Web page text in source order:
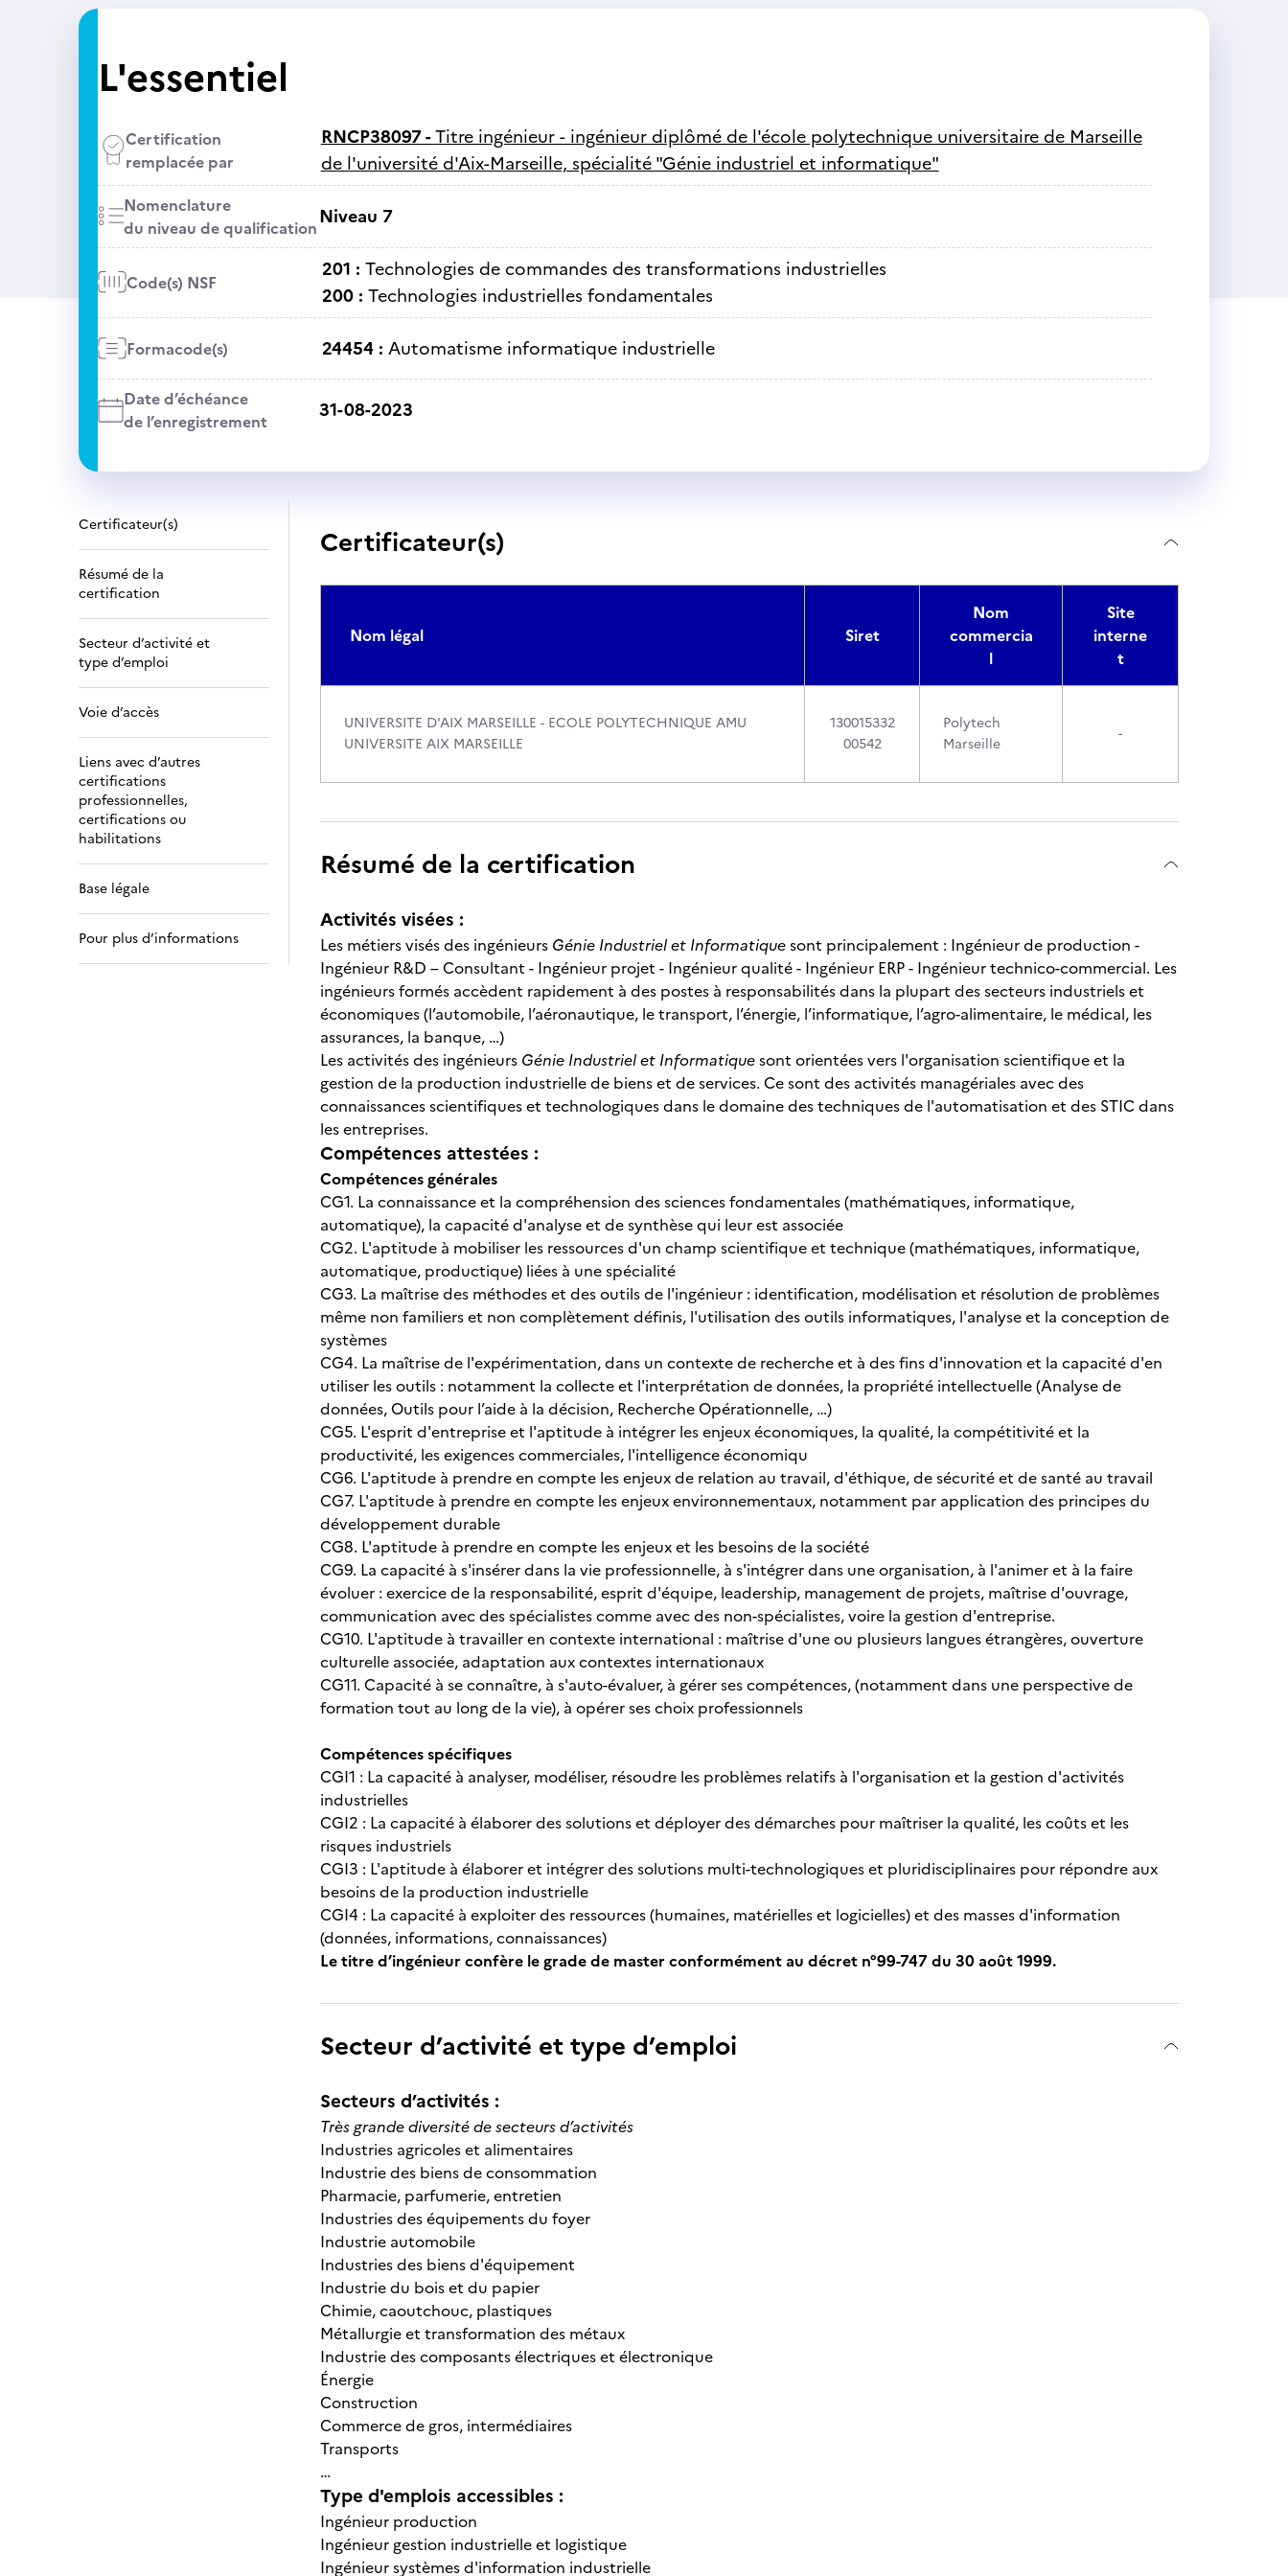
L'essentiel
Certification
remplacée par
RNCP38097 -Titre ingénieur - ingénieur diplômé de l'école polytechnique universitaire de Marseille
de l'université d'Aix-Marseille, spécialité "Génie industriel et informatique"
Nomenclature
du niveau de qualificationNiveau 7
Code(s) NSF
201 : Technologies de commandes des transformations industrielles
200 : Technologies industrielles fondamentales
Formacode(s) 24454 : Automatisme informatique industrielle
Date d’échéance
de l’enregistrement
31-08-2023
Certificateur(s)
Résumé de la
certification
Secteur d’activité et
type d’emploi
Voie d’accès
Liens avec d’autres
certifications
professionnelles,
certifications ou
habilitations
Base légale
Pour plus d’informations
Certificateur(s)
Nom légal Siret
Nom
commercia
l
Site
interne
t
UNIVERSITE D'AIX MARSEILLE - ECOLE POLYTECHNIQUE AMU
UNIVERSITE AIX MARSEILLE
130015332
00542
Polytech
Marseille
-
Résumé de la certification
Activités visées :
Les métiers visés des ingénieurs Génie Industriel et Informatiquesont principalement : Ingénieur de production -
Ingénieur R&D – Consultant - Ingénieur projet - Ingénieur qualité - Ingénieur ERP - Ingénieur technico-commercial. Les
ingénieurs formés accèdent rapidement à des postes à responsabilités dans la plupart des secteurs industriels et
économiques (l’automobile, l’aéronautique, le transport, l’énergie, l’informatique, l’agro-alimentaire, le médical, les
assurances, la banque, …)
Les activités des ingénieurs Génie Industriel et Informatiquesont orientées vers l'organisation scientifique et la
gestion de la production industrielle de biens et de services. Ce sont des activités managériales avec des
connaissances scientifiques et technologiques dans le domaine des techniques de l'automatisation et des STIC dans
les entreprises.
Compétences attestées :
Compétences générales
CG1. La connaissance et la compréhension des sciences fondamentales (mathématiques, informatique,
automatique), la capacité d'analyse et de synthèse qui leur est associée
CG2. L'aptitude à mobiliser les ressources d'un champ scientifique et technique (mathématiques, informatique,
automatique, productique) liées à une spécialité
CG3. La maîtrise des méthodes et des outils de l'ingénieur : identification, modélisation et résolution de problèmes
même non familiers et non complètement définis, l'utilisation des outils informatiques, l'analyse et la conception de
systèmes
CG4. La maîtrise de l'expérimentation, dans un contexte de recherche et à des fins d'innovation et la capacité d'en
utiliser les outils : notamment la collecte et l'interprétation de données, la propriété intellectuelle (Analyse de
données, Outils pour l’aide à la décision, Recherche Opérationnelle, …)
CG5. L'esprit d'entreprise et l'aptitude à intégrer les enjeux économiques, la qualité, la compétitivité et la
productivité, les exigences commerciales, l'intelligence économiqu
CG6. L'aptitude à prendre en compte les enjeux de relation au travail, d'éthique, de sécurité et de santé au travail
CG7. L'aptitude à prendre en compte les enjeux environnementaux, notamment par application des principes du
développement durable
CG8. L'aptitude à prendre en compte les enjeux et les besoins de la société
CG9. La capacité à s'insérer dans la vie professionnelle, à s'intégrer dans une organisation, à l'animer et à la faire
évoluer : exercice de la responsabilité, esprit d'équipe, leadership, management de projets, maîtrise d'ouvrage,
communication avec des spécialistes comme avec des non-spécialistes, voire la gestion d'entreprise.
CG10. L'aptitude à travailler en contexte international : maîtrise d'une ou plusieurs langues étrangères, ouverture
culturelle associée, adaptation aux contextes internationaux
CG11. Capacité à se connaître, à s'auto-évaluer, à gérer ses compétences, (notamment dans une perspective de
formation tout au long de la vie), à opérer ses choix professionnels
Compétences spécifiques
CGI1 : La capacité à analyser, modéliser, résoudre les problèmes relatifs à l'organisation et la gestion d'activités
industrielles
CGI2 : La capacité à élaborer des solutions et déployer des démarches pour maîtriser la qualité, les coûts et les
risques industriels
CGI3 : L'aptitude à élaborer et intégrer des solutions multi-technologiques et pluridisciplinaires pour répondre aux
besoins de la production industrielle
CGI4 : La capacité à exploiter des ressources (humaines, matérielles et logicielles) et des masses d'information
(données, informations, connaissances)
Le titre d’ingénieur confère le grade de master conformément au décret n°99-747 du 30 août 1999.
Secteur d’activité et type d’emploi
Secteurs d’activités :
Très grande diversité de secteurs d’activités
Industries agricoles et alimentaires
Industrie des biens de consommation
Pharmacie, parfumerie, entretien
Industries des équipements du foyer
Industrie automobile
Industries des biens d'équipement
Industrie du bois et du papier
Chimie, caoutchouc, plastiques
Métallurgie et transformation des métaux
Industrie des composants électriques et électronique
Énergie
Construction
Commerce de gros, intermédiaires
Transports
…
Type d'emplois accessibles :
Ingénieur production
Ingénieur gestion industrielle et logistique
Ingénieur systèmes d'information industrielle